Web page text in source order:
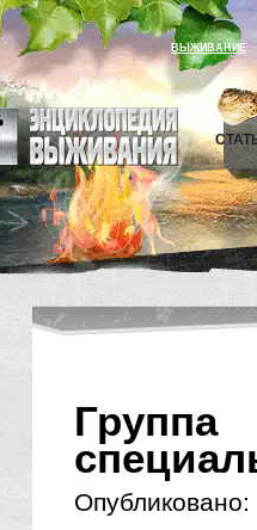
ВЫЖИВАНИЕ
Опубликовано: